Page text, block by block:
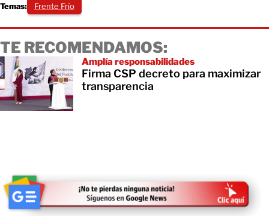
Temas: Frente Frío
TE RECOMENDAMOS:
Amplía responsabilidades
Firma CSP decreto para maximizar
transparencia